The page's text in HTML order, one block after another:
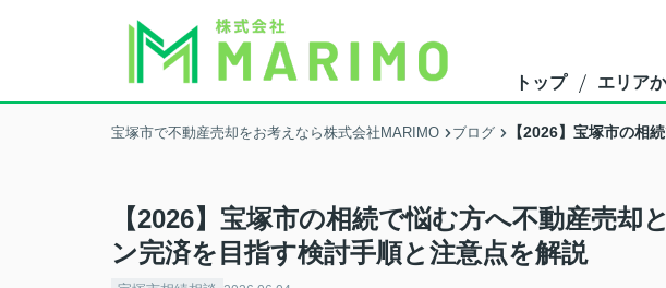
トップ エリア
宝塚市で不動産売却をお考えなら株式会社MARIMO ブログ 【2026】宝塚市の相
【2026】宝塚市の相続で悩む方へ不動産売却
ン完済を目指す検討手順と注意点を解説